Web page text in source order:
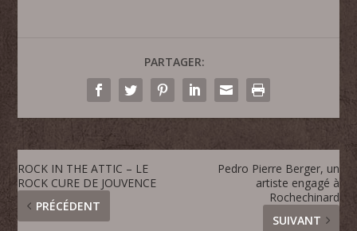
PARTAGER:
ROCK IN THE ATTIC – LE
ROCK CURE DE JOUVENCE
PRÉCÉDENT
Pedro Pierre Berger, un
artiste engagé à
Rochechinard
SUIVANT